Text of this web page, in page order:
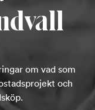
om vad som
och